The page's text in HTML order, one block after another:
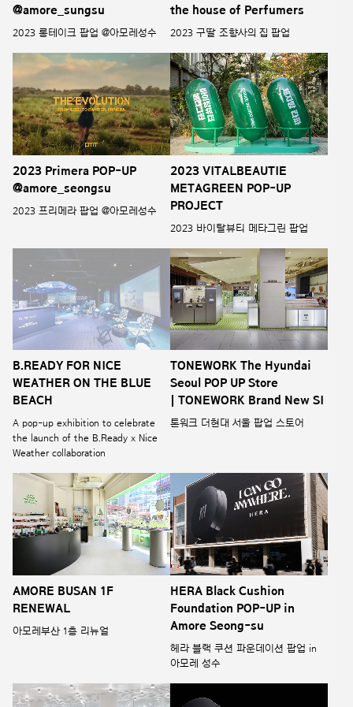
@amore_sungsu
2023 롱테이크 팝업 @아모레성수
the house of Perfumers
2023 구딸 조향사의 집 팝업
2023 Primera POP-UP
@amore_seongsu
2023 프리메라 팝업 @아모레성수
2023 VITALBEAUTIE
METAGREEN POP-UP
PROJECT
2023 바이탈뷰티 메타그린 팝업
B.READY FOR NICE
WEATHER ON THE BLUE
BEACH
A pop-up exhibition to celebrate
the launch of the B.Ready x Nice
Weather collaboration
TONEWORK The Hyundai
Seoul POP UP Store
| TONEWORK Brand New SI
톤워크 더현대 서울 팝업 스토어
AMORE BUSAN 1F
RENEWAL
아모레부산 1층 리뉴얼
HERA Black Cushion
Foundation POP-UP in
Amore Seong-su
헤라 블랙 쿠션 파운데이션 팝업 in
아모레 성수